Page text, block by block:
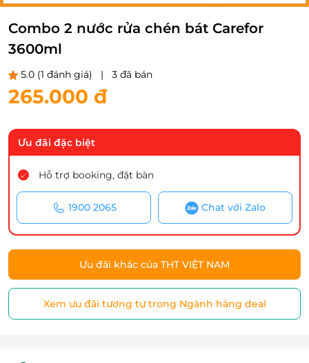
Combo 2 nước rửa chén bát Carefor
3600ml
5.0 (1 đánh giá) | 3 đã bán
265.000 đ
Ưu đãi đặc biệt
Hỗ trợ booking, đặt bàn
1900 2065 Chat với Zalo
Ưu đãi khác của THT VIỆT NAM
Xem ưu đãi tương tự trong Ngành hàng deal